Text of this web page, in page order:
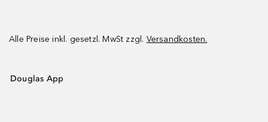
Alle Preise inkl. gesetzl. MwSt zzgl. Versandkosten.
Douglas App